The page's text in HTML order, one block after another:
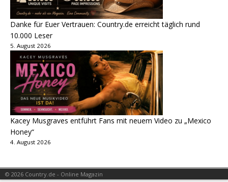
Danke für Euer Vertrauen: Country.de erreicht täglich rund
10.000 Leser
5. August 2026
Kacey Musgraves entführt Fans mit neuem Video zu „Mexico
Honey“
4. August 2026
© 2026 Country.de - Online Magazin